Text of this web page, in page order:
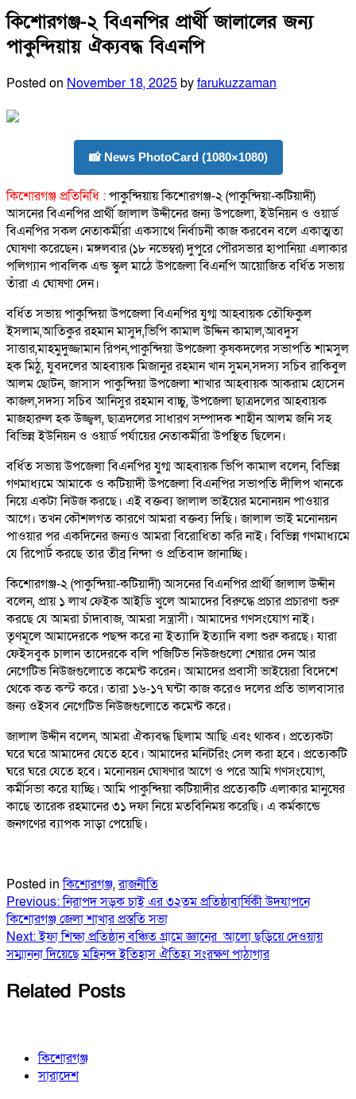
কিশোরগঞ্জ-২ বিএনপির প্রার্থী জালালের জন্য
পাকুন্দিয়ায় ঐক্যবদ্ধ বিএনপি
Posted on November 18, 2025byfarukuzzaman
📸 News PhotoCard (1080×1080)
কিশোরগঞ্জ প্রতিনিধি :পাকুন্দিয়ায় কিশোরগঞ্জ-২ (পাকুন্দিয়া-কটিয়াদী)
আসনের বিএনপির প্রার্থী জালাল উদ্দীনের জন্য উপজেলা, ইউনিয়ন ও ওয়ার্ড
বিএনপির সকল নেতাকর্মীরা একসাথে নির্বাচনী কাজ করবেন বলে একাত্মতা
ঘোষণা করেছেন। মঙ্গলবার (১৮ নভেম্বর) দুপুরে পৌরসভার হাপানিয়া এলাকার
পলিগ্যান পাবলিক এন্ড স্কুল মাঠে উপজেলা বিএনপি আয়োজিত বর্ধিত সভায়
তাঁরা এ ঘোষণা দেন।
বর্ধিত সভায় পাকুন্দিয়া উপজেলা বিএনপির যুগ্ম আহবায়ক তৌফিকুল
ইসলাম,আতিকুর রহমান মাসুদ,ভিপি কামাল উদ্দিন কামাল,আবদুস
সাত্তার,মাহমুদুজ্জামান রিপন,পাকুন্দিয়া উপজেলা কৃষকদলের সভাপতি শামসুল
হক মিঠু, যুবদলের আহবায়ক মিজানুর রহমান খান সুমন,সদস্য সচিব রাকিবুল
আলম ছোটন, জাসাস পাকুন্দিয়া উপজেলা শাখার আহবায়ক আকরাম হোসেন
কাজল,সদস্য সচিব আনিসুর রহমান বাচ্চু, উপজেলা ছাত্রদলের আহবায়ক
মাজহারুল হক উজ্জ্বল, ছাত্রদলের সাধারণ সম্পাদক শাহীন আলম জনি সহ
বিভিন্ন ইউনিয়ন ও ওয়ার্ড পর্যায়ের নেতাকর্মীরা উপস্থিত ছিলেন।
বর্ধিত সভায় উপজেলা বিএনপির যুগ্ম আহবায়ক ভিপি কামাল বলেন, বিভিন্ন
গণমাধ্যমে আমাকে ও কটিয়াদী উপজেলা বিএনপির সভাপতি দীলিপ খানকে
নিয়ে একটা নিউজ করছে। এই বক্তব্য জালাল ভাইয়ের মনোনয়ন পাওয়ার
আগে। তখন কৌশলগত কারণে আমরা বক্তব্য দিছি। জালাল ভাই মনোনয়ন
পাওয়ার পর একদিনের জন্যও আমরা বিরোধিতা করি নাই। বিভিন্ন গণমাধ্যমে
যে রিপোর্ট করছে তার তীব্র নিন্দা ও প্রতিবাদ জানাচ্ছি।
কিশোরগঞ্জ-২ (পাকুন্দিয়া-কটিয়াদী) আসনের বিএনপির প্রার্থী জালাল উদ্দীন
বলেন, প্রায় ১ লাখ ফেইক আইডি খুলে আমাদের বিরুদ্ধে প্রচার প্রচারণা শুরু
করছে যে আমরা চাঁদাবাজ, আমরা সন্ত্রাসী। আমাদের গণসংযোগ নাই।
তৃণমূলে আমাদেরকে পছন্দ করে না ইত্যাদি ইত্যাদি বলা শুরু করছে। যারা
ফেইসবুক চালান তাদেরকে বলি পজিটিভ নিউজগুলো শেয়ার দেন আর
নেগেটিভ নিউজগুলোতে কমেন্ট করেন। আমাদের প্রবাসী ভাইয়েরা বিদেশে
থেকে কত কস্ট করে। তারা ১৬-১৭ ঘন্টা কাজ করেও দলের প্রতি ভালবাসার
জন্য ওইসব নেগেটিভ নিউজগুলোতে কমেন্ট করে।
জালাল উদ্দীন বলেন, আমরা ঐক্যবদ্ধ ছিলাম আছি এবং থাকব। প্রত্যেকটা
ঘরে ঘরে আমাদের যেতে হবে। আমাদের মনিটরিং সেল করা হবে। প্রত্যেকটি
ঘরে ঘরে যেতে হবে। মনোনয়ন ঘোষণার আগে ও পরে আমি গণসংযোগ,
কর্মীসভা করে যাচ্ছি। আমি পাকুন্দিয়া কটিয়াদীর প্রত্যেকটি এলাকার মানুষের
কাছে তারেক রহমানের ৩১ দফা নিয়ে মতবিনিময় করেছি। এ কর্মকান্ডে
জনগণের ব্যাপক সাড়া পেয়েছি।
Posted inকিশোরগঞ্জ,রাজনীতি
Post
navigation
Previous:নিরাপদ সড়ক চাই এর ৩২তম প্রতিষ্ঠাবার্ষিকী উদযাপনে
কিশোরগঞ্জ জেলা শাখার প্রস্ততি সভা
Next:ইফা শিক্ষা প্রতিষ্ঠান বঞ্চিত গ্রামে জ্ঞানের আলো ছড়িয়ে দেওয়ায়
সম্মাননা দিয়েছে মহিনন্দ ইতিহাস ঐতিহ্য সংরক্ষণ পাঠাগার
Related Posts
কিশোরগঞ্জ
সারাদেশ